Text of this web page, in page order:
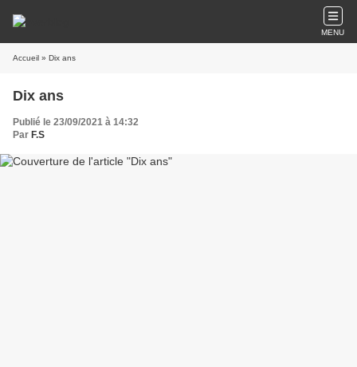
MENU
Accueil » Dix ans
Dix ans
Publié le 23/09/2021 à 14:32
Par F.S